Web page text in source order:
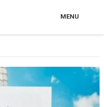
MENU